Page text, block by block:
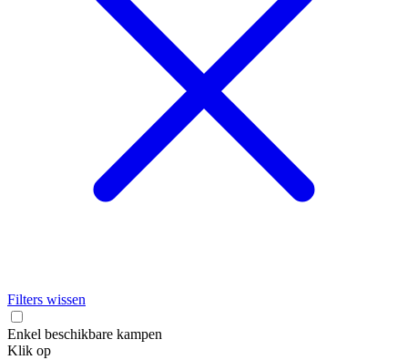
Filters wissen
Enkel beschikbare kampen
Klik op